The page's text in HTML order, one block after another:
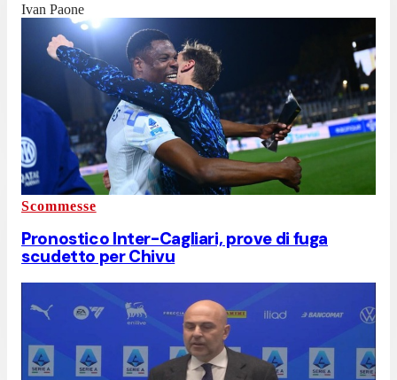
Ivan Paone
Scommesse
Pronostico Inter-Cagliari, prove di fuga
scudetto per Chivu